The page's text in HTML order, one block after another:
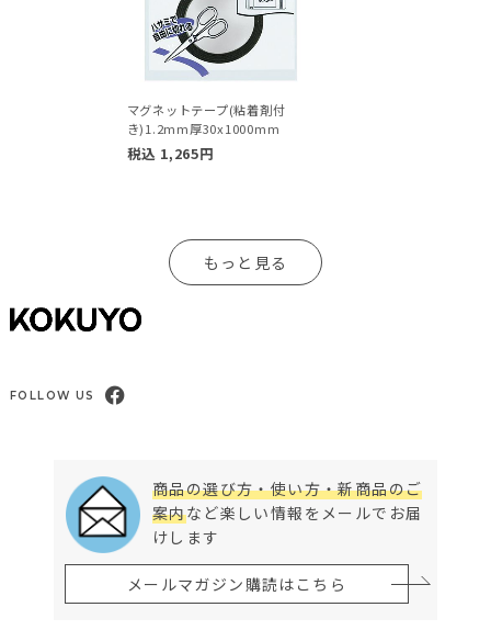
マグネットテープ(粘着剤付
き)1.2mm厚30x1000mm
税込 1,265円
もっと見る
FOLLOW US
商品の選び方・使い方・新商品のご
案内など楽しい情報をメールでお届
けします
メールマガジン購読はこちら